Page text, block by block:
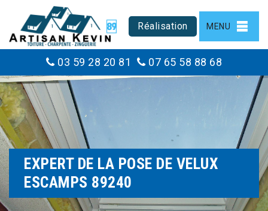
Réalisation MENU
03 59 28 20 81 07 65 58 88 68
EXPERT DE LA POSE DE VELUX
ESCAMPS 89240